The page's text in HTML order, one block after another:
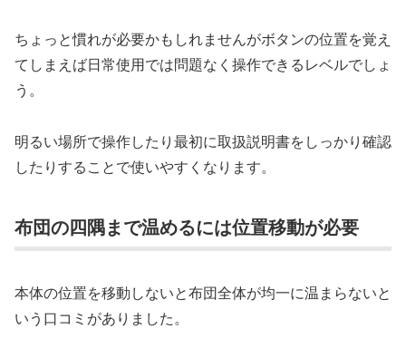
ちょっと慣れが必要かもしれませんがボタンの位置を覚え
てしまえば日常使用では問題なく操作できるレベルでしょ
う。
明るい場所で操作したり最初に取扱説明書をしっかり確認
したりすることで使いやすくなります。
布団の四隅まで温めるには位置移動が必要
本体の位置を移動しないと布団全体が均一に温まらないと
いう口コミがありました。